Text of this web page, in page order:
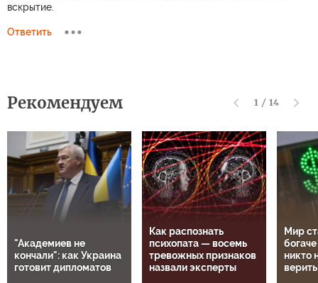
вскрытие.
Ответить
Рекомендуем 1 / 14
"Академиев не
кончали": как Украина
готовит дипломатов
Как распознать
психопата — восемь
тревожных признаков
назвали эксперты
Мир
никто
верить